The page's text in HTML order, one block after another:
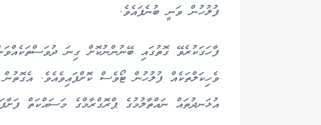
ފުލުހުން ވަނީ ބުނެފައެވެ.
ފާހަގަކުރެވޭ ގޮތުގައި ބޭނުންނުކޮށް ގިނަ
ވެހިކަލްތަކެއް ފުލުހުން ޓޯވެސް ކޮށްފައިވެއެވެ.
އުޅަނދުތައް ނައްތާލުމުގެ ޕްރޮގްރާމްގެ މަސައްކަތް